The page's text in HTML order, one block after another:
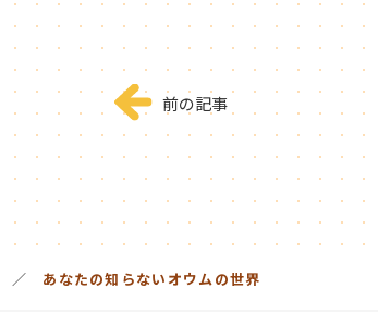
前の記事
あなたの知らないオウムの世界